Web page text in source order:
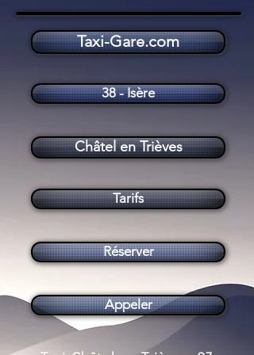
Tarifs
Taxi Châtel en Trièves (38710)
Châtel en Trièves
Taxi-Gare.com
Réserver
Appeler
38 - Isère